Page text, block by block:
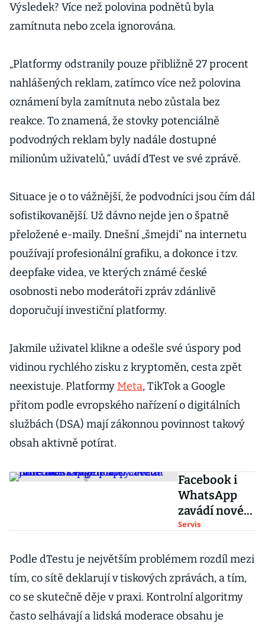
Výsledek? Více než polovina podnětů byla
zamítnuta nebo zcela ignorována.
„Platformy odstranily pouze přibližně 27 procent
nahlášených reklam, zatímco více než polovina
oznámení byla zamítnuta nebo zůstala bez
reakce. To znamená, že stovky potenciálně
podvodných reklam byly nadále dostupné
milionům uživatelů,“ uvádí dTest ve své zprávě.
Situace je o to vážnější, že podvodníci jsou čím dál
sofistikovanější. Už dávno nejde jen o špatně
přeložené e-maily. Dnešní „šmejdi“ na internetu
používají profesionální grafiku, a dokonce i tzv.
deepfake videa, ve kterých známé české
osobnosti nebo moderátoři zpráv zdánlivě
doporučují investiční platformy.
Jakmile uživatel klikne a odešle své úspory pod
vidinou rychlého zisku z kryptoměn, cesta zpět
neexistuje. Platformy Meta, TikTok a Google
přitom podle evropského nařízení o digitálních
službách (DSA) mají zákonnou povinnost takový
obsah aktivně potírat.
Facebook i
WhatsApp
zavádí nové
měsíční
Meta jimi
chce zaplatit
obří účet za
umělou
inteligenci
Servis
Podle dTestu je největším problémem rozdíl mezi
tím, co sítě deklarují v tiskových zprávách, a tím,
co se skutečně děje v praxi. Kontrolní algoritmy
často selhávají a lidská moderace obsahu je